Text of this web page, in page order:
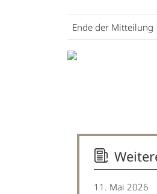
Ende der Mitteilung
11. Mai 2026